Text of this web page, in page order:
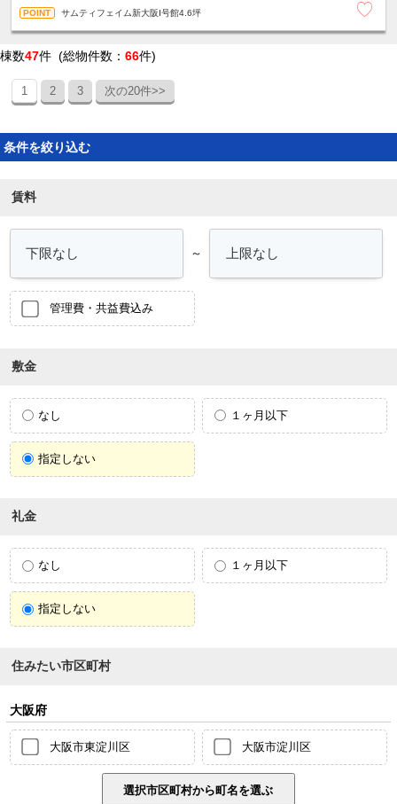
サムティフェイム新大阪Ⅰ号館4.6坪
棟数47件 (総物件数： 66件)
1 2 3 次の20件>>
条件を絞り込む
賃料
～
管理費・共益費込み
敷金
なし １ヶ月以下
指定しない
礼金
なし １ヶ月以下
指定しない
住みたい市区町村
大阪府
大阪市東淀川区 大阪市淀川区